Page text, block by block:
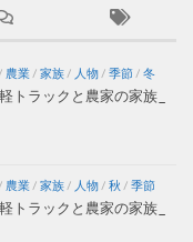
農業/ 家族/ 人物/ 季節/ 冬
トラックと農家の家族_
農業/ 家族/ 人物/ 秋 / 季節
トラックと農家の家族_